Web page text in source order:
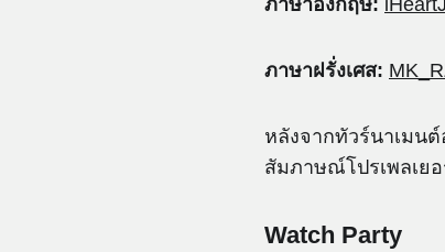
ภาษาอังกฤษ:
ภาษาฝรั่งเศส:
หลังจากทัวร์นาเมน
สัมภาษณ์โปรเพลเย
Watch Party